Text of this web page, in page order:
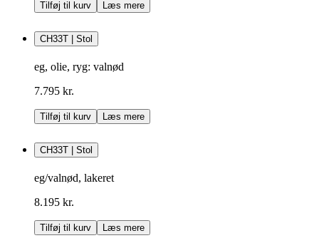
Tilføj til kurv Læs mere
CH33T | Stol
eg, olie, ryg: valnød
7.795 kr.
Tilføj til kurv Læs mere
CH33T | Stol
eg/valnød, lakeret
8.195 kr.
Tilføj til kurv Læs mere